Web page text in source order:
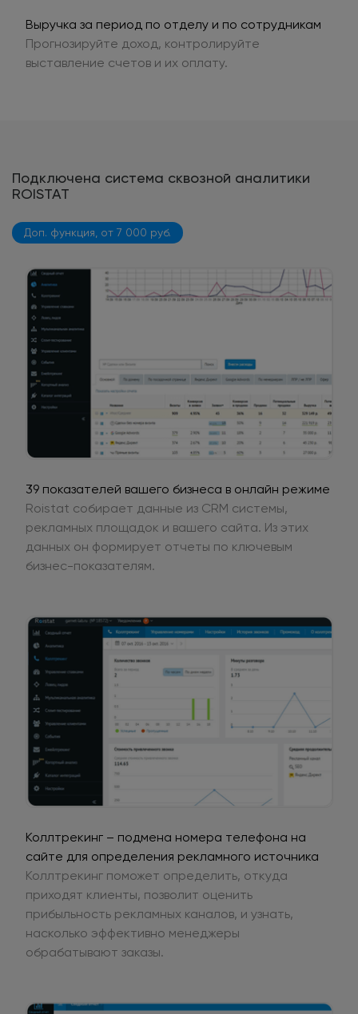
Выручка за период по отделу и по сотрудникам
Прогнозируйте доход, контролируйте
выставление счетов и их оплату.
Подключена система сквозной аналитики
ROISTAT
Доп. функция, от 7 000 руб.
39 показателей вашего бизнеса в онлайн режиме
Roistat собирает данные из CRM системы,
рекламных площадок и вашего сайта. Из этих
данных он формирует отчеты по ключевым
бизнес-показателям.
Коллтрекинг – подмена номера телефона на
сайте для определения рекламного источника
Коллтрекинг поможет определить, откуда
приходят клиенты, позволит оценить
прибыльность рекламных каналов, и узнать,
насколько эффективно менеджеры
обрабатывают заказы.